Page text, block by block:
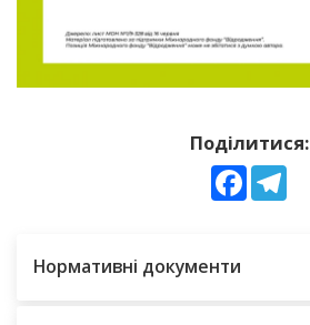
Поділитися:
Facebook
Нормативні документи